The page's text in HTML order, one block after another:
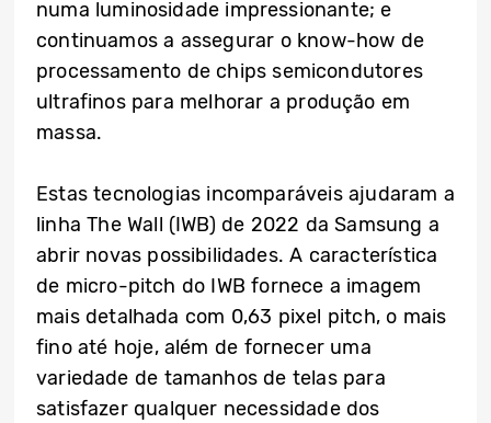
numa luminosidade impressionante; e
continuamos a assegurar o know-how de
processamento de chips semicondutores
ultrafinos para melhorar a produção em
massa.
Estas tecnologias incomparáveis ajudaram a
linha The Wall (IWB) de 2022 da Samsung a
abrir novas possibilidades. A característica
de micro-pitch do IWB fornece a imagem
mais detalhada com 0,63 pixel pitch, o mais
fino até hoje, além de fornecer uma
variedade de tamanhos de telas para
satisfazer qualquer necessidade dos